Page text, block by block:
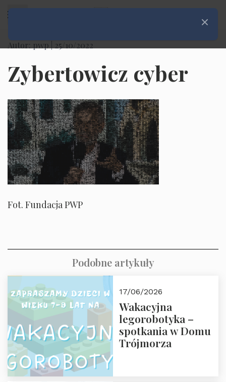
Autor: pwp | 25/10/2022
Zybertowicz cyber
Fot. Fundacja PWP
Podobne artykuły
17/06/2026
Wakacyjna
legorobotyka –
spotkania w Domu
Trójmorza
Zamknij